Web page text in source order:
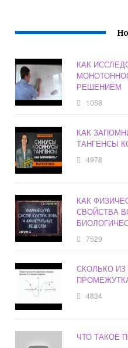
КАК
РЕШЕНИЕМ
1058
КАК
ТАНГЕНСЫ
4978
КАК
СВОЙСТВА
7529
СКОЛЬКО
4834
ЧТО ТАКОЕ